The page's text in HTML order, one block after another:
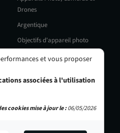
Drones
Argentique
Objectifs d'appareil photo
Occasionset vous proposer
associées à l'utilisation
cookies mise à jour le :06/05/2026